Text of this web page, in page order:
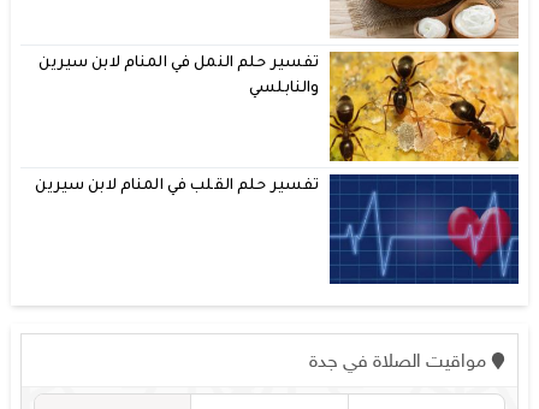
تفسير حلم النمل في المنام لابن سيرين
والنابلسي
تفسير حلم القلب في المنام لابن سيرين